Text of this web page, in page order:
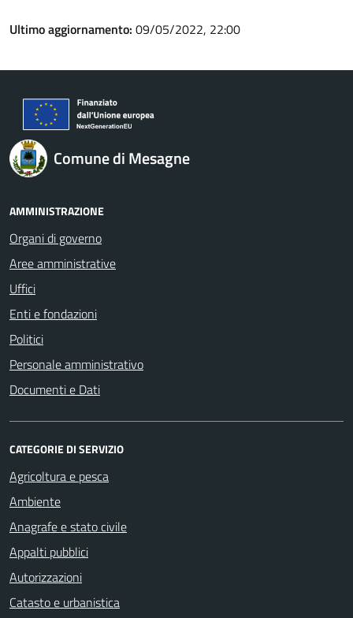
Ultimo aggiornamento: 09/05/2022, 22:00
Comune di Mesagne
AMMINISTRAZIONE
Organi di governo
Aree amministrative
Uffici
Enti e fondazioni
Politici
Personale amministrativo
Documenti e Dati
CATEGORIE DI SERVIZIO
Agricoltura e pesca
Ambiente
Anagrafe e stato civile
Appalti pubblici
Autorizzazioni
Catasto e urbanistica